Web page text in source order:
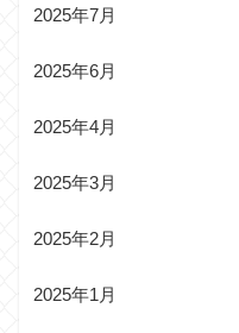
2025年7月
2025年6月
2025年4月
2025年3月
2025年2月
2025年1月